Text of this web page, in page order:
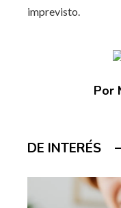
imprevisto.
Por
DE INTERÉS